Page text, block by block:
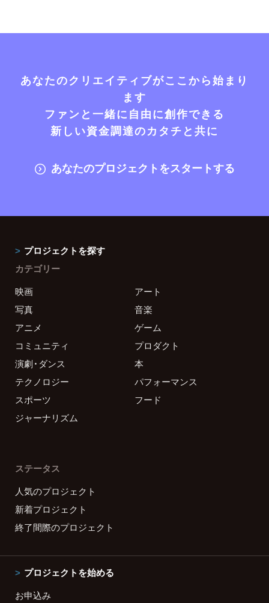
あなたのクリエイティブがここから始まり
ます
ファンと一緒に自由に創作できる
新しい資金調達のカタチと共に
あなたのプロジェクトをスタートする
プロジェクトを探す
カテゴリー
映画
アート
写真
音楽
アニメ
ゲーム
コミュニティ
プロダクト
演劇・ダンス
本
テクノロジー
パフォーマンス
スポーツ
フード
ジャーナリズム
ステータス
人気のプロジェクト
新着プロジェクト
終了間際のプロジェクト
プロジェクトを始める
お申込み